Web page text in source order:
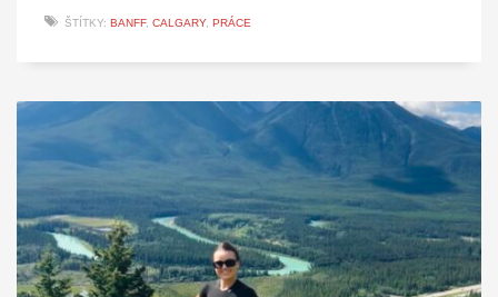
ŠTÍTKY: BANFF, CALGARY, PRÁCE